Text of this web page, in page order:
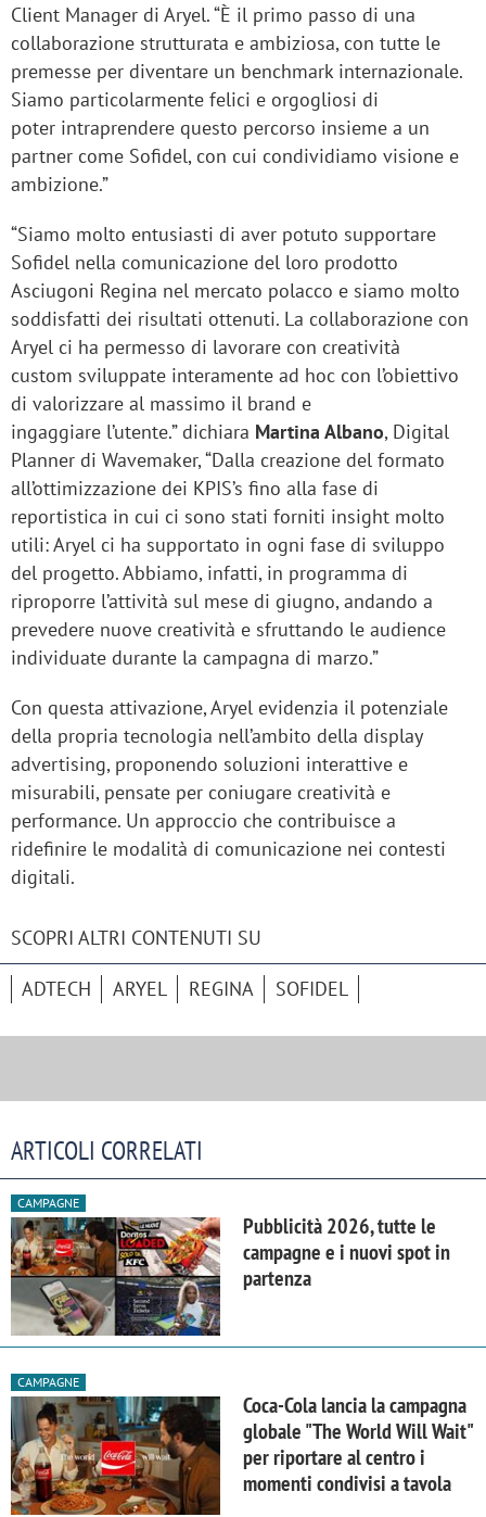
Client Manager di Aryel. “È il primo passo di una
collaborazione strutturata e ambiziosa, con tutte le
premesse per diventare un benchmark internazionale.
Siamo particolarmente felici e orgogliosi di
poter intraprendere questo percorso insieme a un
partner come Sofidel, con cui condividiamo visione e
ambizione.”
“Siamo molto entusiasti di aver potuto supportare
Sofidel nella comunicazione del loro prodotto
Asciugoni Regina nel mercato polacco e siamo molto
soddisfatti dei risultati ottenuti. La collaborazione con
Aryel ci ha permesso di lavorare con creatività
custom sviluppate interamente ad hoc con l’obiettivo
di valorizzare al massimo il brand e
ingaggiare l’utente.” dichiara Martina Albano, Digital
Planner di Wavemaker, “Dalla creazione del formato
all’ottimizzazione dei KPIS’s fino alla fase di
reportistica in cui ci sono stati forniti insight molto
utili: Aryel ci ha supportato in ogni fase di sviluppo
del progetto. Abbiamo, infatti, in programma di
riproporre l’attività sul mese di giugno, andando a
prevedere nuove creatività e sfruttando le audience
individuate durante la campagna di marzo.”
Con questa attivazione, Aryel evidenzia il potenziale
della propria tecnologia nell’ambito della display
advertising, proponendo soluzioni interattive e
misurabili, pensate per coniugare creatività e
performance. Un approccio che contribuisce a
ridefinire le modalità di comunicazione nei contesti
digitali.
SCOPRI ALTRI CONTENUTI SU
ADTECH ARYEL REGINA SOFIDEL
ARTICOLI CORRELATI
CAMPAGNE
Pubblicità 2026, tutte le
campagne e i nuovi spot in
partenza
CAMPAGNE
Coca-Cola lancia la campagna
globale "The World Will Wait"
per riportare al centro i
momenti condivisi a tavola